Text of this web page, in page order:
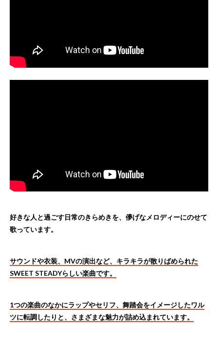
好きな人と過ごす日常のきらめきを、儚げなメロディーにのせて
歌っています。
サウンドや衣装、MVの演出など、キラキラが散りばめられた
SWEET STEADYらしい楽曲です。
1つの楽曲のなかにラップやセリフ、舞踏会をイメージしたワル
ツに転調したりと、さまざまな魅力が詰め込まれています。